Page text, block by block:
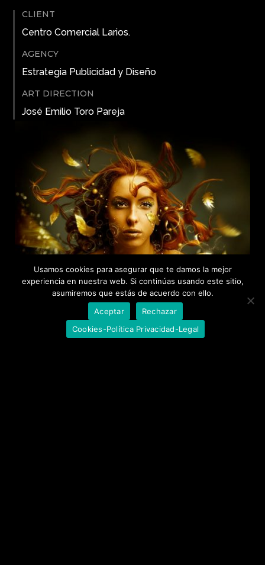
CLIENT
Centro Comercial Larios.
AGENCY
Estrategia Publicidad y Diseño
ART DIRECTION
José Emilio Toro Pareja
Usamos cookies para asegurar que te damos la mejor
experiencia en nuestra web. Si continúas usando este sitio,
asumiremos que estás de acuerdo con ello.
Aceptar
Rechazar
Cookies-Política Privacidad-Legal